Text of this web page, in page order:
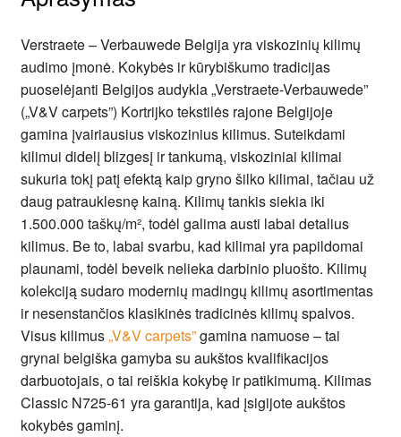
Verstraete – Verbauwede Belgija yra viskozinių kilimų
audimo įmonė. Kokybės ir kūrybiškumo tradicijas
puoselėjanti Belgijos audykla „Verstraete-Verbauwede”
(„V&V carpets”) Kortrijko tekstilės rajone Belgijoje
gamina įvairiausius viskozinius kilimus. Suteikdami
kilimui didelį blizgesį ir tankumą, viskoziniai kilimai
sukuria tokį patį efektą kaip gryno šilko kilimai, tačiau už
daug patrauklesnę kainą. Kilimų tankis siekia iki
1.500.000 taškų/m², todėl galima austi labai detalius
kilimus. Be to, labai svarbu, kad kilimai yra papildomai
plaunami, todėl beveik nelieka darbinio pluošto. Kilimų
kolekciją sudaro modernių madingų kilimų asortimentas
ir nesenstančios klasikinės tradicinės kilimų spalvos.
Visus kilimus„V&V carpets”gamina namuose – tai
grynai belgiška gamyba su aukštos kvalifikacijos
darbuotojais, o tai reiškia kokybę ir patikimumą. Kilimas
Classic N725-61 yra garantija, kad įsigijote aukštos
kokybės gaminį.